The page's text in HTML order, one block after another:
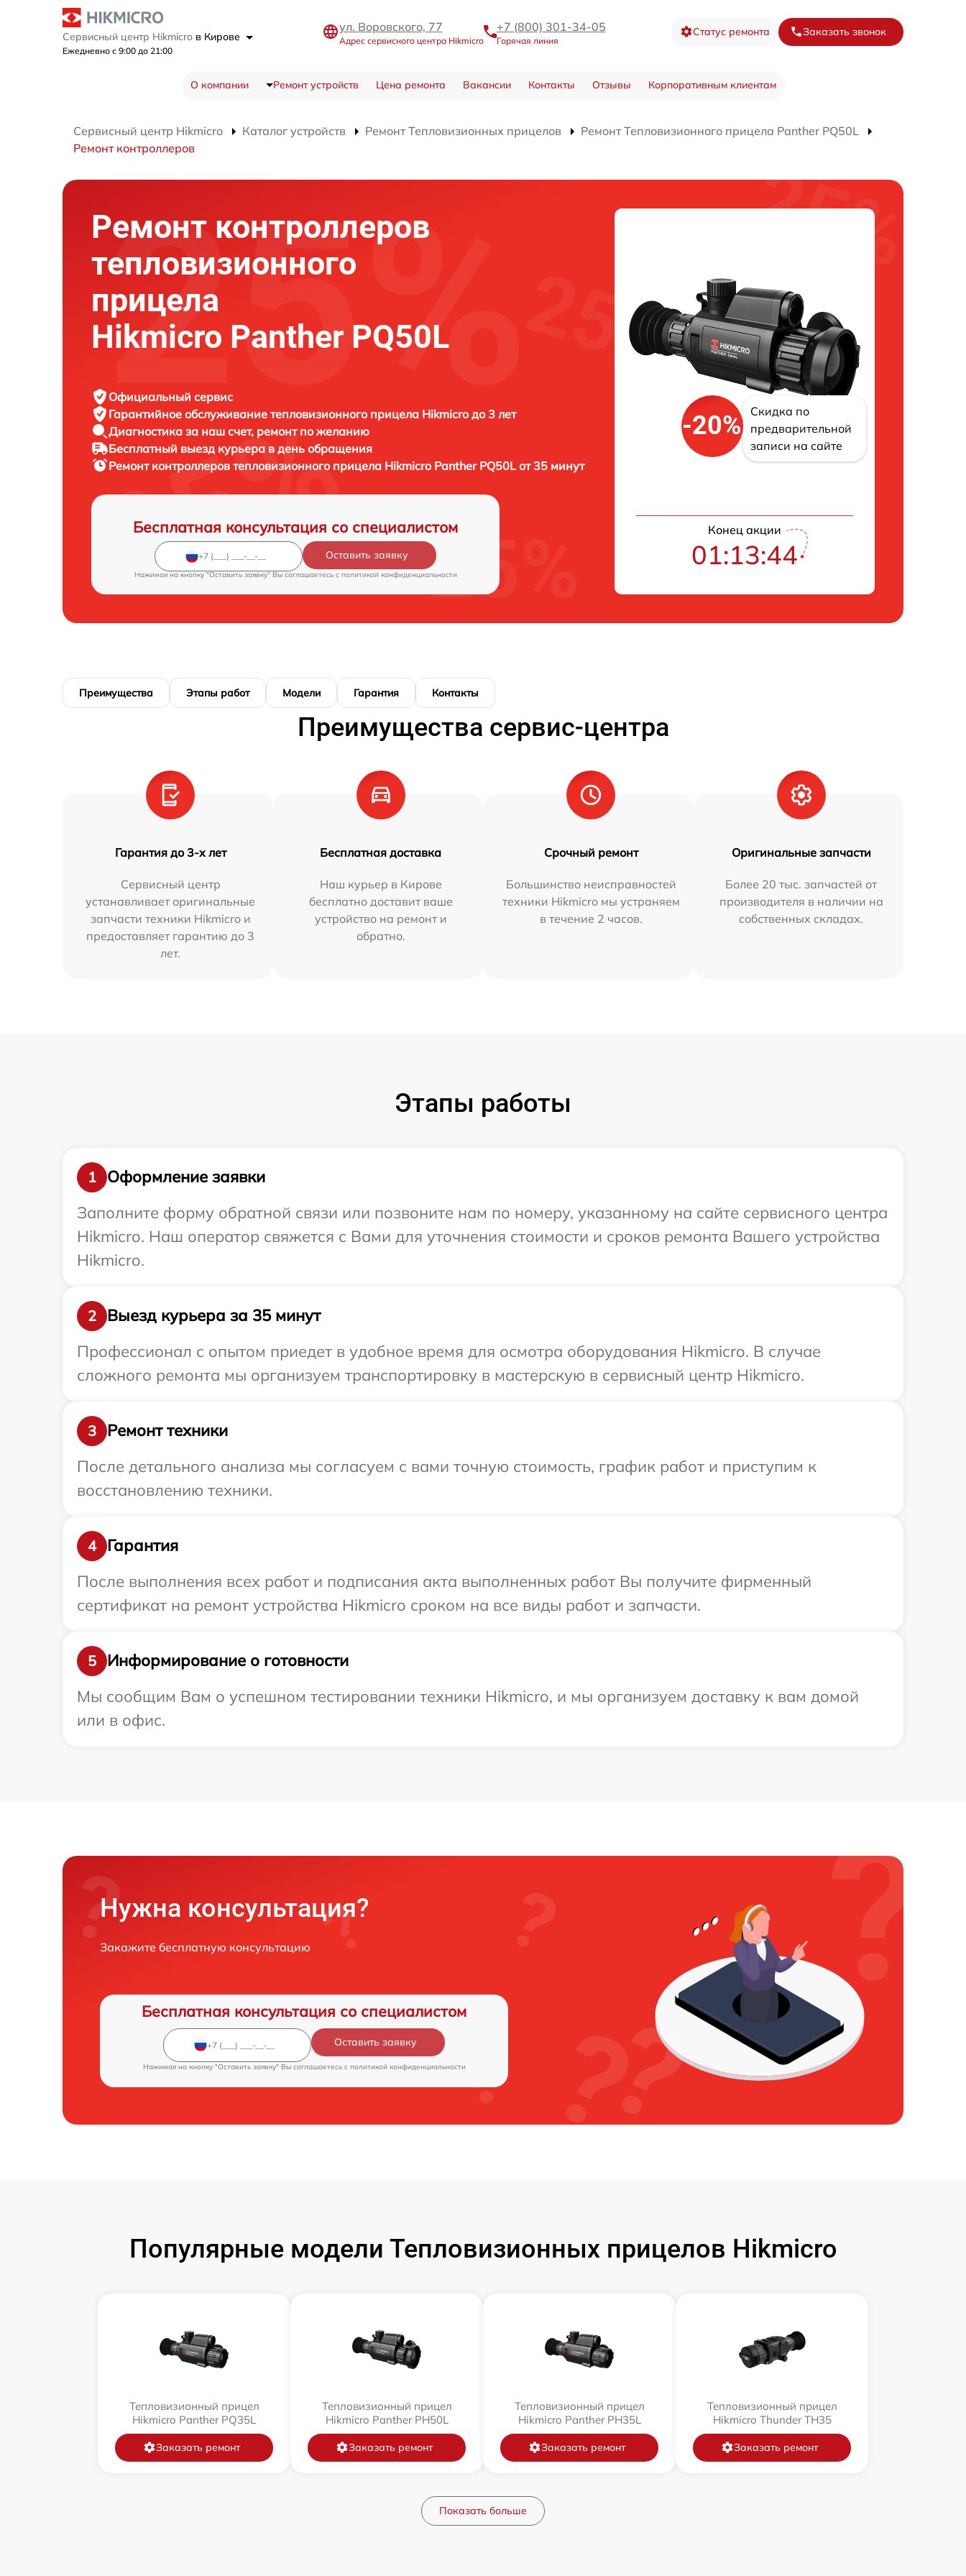
Сервисный центр Hikmicro в Кирове
Ежедневно с 9:00 до 21:00
ул. Воровского, 77
Адрес сервисного центра Hikmicro
+7 (800) 301-34-05
Горячая линия
Статус ремонта Заказать звонок
О компании Ремонт устройств Цена ремонта Вакансии Контакты Отзывы Корпоративным клиентам
Сервисный центр Hikmicro Каталог устройств Ремонт Тепловизионных прицелов
Ремонт Тепловизионного прицела Panther PQ50L
Ремонт контроллеров
Ремонт контроллеров
тепловизионного
прицела
Hikmicro Panther PQ50L
Официальный сервис
Гарантийное обслуживание тепловизионного прицела Hikmicro до 3 лет
Диагностика за наш счет, ремонт по желанию
Бесплатный выезд курьера в день обращения
Ремонт контроллеров тепловизионного прицела Hikmicro Panther PQ50L от 35 минут
Бесплатная консультация со специалистом
Оставить заявку
Нажимая на кнопку "Оставить заявку" Вы соглашаетесь c политикой конфиденциальности
-20%
Скидка по
предварительной
записи на сайте
Конец акции
01:13:43
Преимущества Этапы работ Модели Гарантия Контакты
Преимущества сервис-центра
Гарантия до 3-х лет
Сервисный центр
устанавливает оригинальные
запчасти техники Hikmicro и
предоставляет гарантию до 3
лет.
Бесплатная доставка
Наш курьер в Кирове
бесплатно доставит ваше
устройство на ремонт и
обратно.
Срочный ремонт
Большинство неисправностей
техники Hikmicro мы устраняем
в течение 2 часов.
Оригинальные запчасти
Более 20 тыс. запчастей от
производителя в наличии на
собственных складах.
Этапы работы
1
Оформление заявки
Заполните форму обратной связи или позвоните нам по номеру, указанному на сайте сервисного центра
Hikmicro. Наш оператор свяжется с Вами для уточнения стоимости и сроков ремонта Вашего устройства
Hikmicro.
2
Выезд курьера за 35 минут
Профессионал с опытом приедет в удобное время для осмотра оборудования Hikmicro. В случае
сложного ремонта мы организуем транспортировку в мастерскую в сервисный центр Hikmicro.
3
Ремонт техники
После детального анализа мы согласуем с вами точную стоимость, график работ и приступим к
восстановлению техники.
4
Гарантия
После выполнения всех работ и подписания акта выполненных работ Вы получите фирменный
сертификат на ремонт устройства Hikmicro сроком на все виды работ и запчасти.
5
Информирование о готовности
Мы сообщим Вам о успешном тестировании техники Hikmicro, и мы организуем доставку к вам домой
или в офис.
Нужна консультация?
Закажите бесплатную консультацию
Бесплатная консультация со специалистом
Оставить заявку
Нажимая на кнопку "Оставить заявку" Вы соглашаетесь c политикой конфиденциальности
Популярные модели Тепловизионных прицелов Hikmicro
Тепловизионный прицел
Hikmicro Panther PQ35L
Заказать ремонт
Тепловизионный прицел
Hikmicro Panther PH50L
Заказать ремонт
Тепловизионный прицел
Hikmicro Panther PH35L
Заказать ремонт
Тепловизионный прицел
Hikmicro Thunder TH35
Заказать ремонт
Показать больше